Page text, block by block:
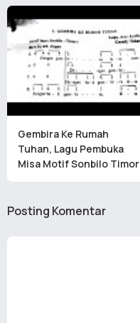
Gembira Ke Rumah
Tuhan, Lagu Pembuka
Misa Motif Sonbilo Timor
Posting Komentar